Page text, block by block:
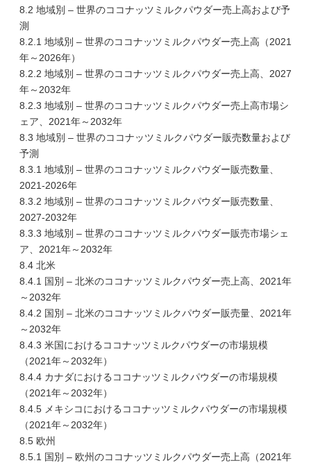
8.2 地域別 – 世界のココナッツミルクパウダー売上高および予
測
8.2.1 地域別 – 世界のココナッツミルクパウダー売上高（2021
年～2026年）
8.2.2 地域別 – 世界のココナッツミルクパウダー売上高、2027
年～2032年
8.2.3 地域別 – 世界のココナッツミルクパウダー売上高市場シ
ェア、2021年～2032年
8.3 地域別 – 世界のココナッツミルクパウダー販売数量および
予測
8.3.1 地域別 – 世界のココナッツミルクパウダー販売数量、
2021-2026年
8.3.2 地域別 – 世界のココナッツミルクパウダー販売数量、
2027-2032年
8.3.3 地域別 – 世界のココナッツミルクパウダー販売市場シェ
ア、2021年～2032年
8.4 北米
8.4.1 国別 – 北米のココナッツミルクパウダー売上高、2021年
～2032年
8.4.2 国別 – 北米のココナッツミルクパウダー販売量、2021年
～2032年
8.4.3 米国におけるココナッツミルクパウダーの市場規模
（2021年～2032年）
8.4.4 カナダにおけるココナッツミルクパウダーの市場規模
（2021年～2032年）
8.4.5 メキシコにおけるココナッツミルクパウダーの市場規模
（2021年～2032年）
8.5 欧州
8.5.1 国別 – 欧州のココナッツミルクパウダー売上高（2021年